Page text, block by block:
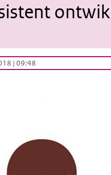
| 09:48